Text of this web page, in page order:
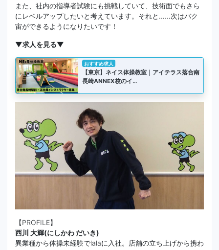
また、社内の指導者試験にも挑戦していて、技術面でもさら
にレベルアップしたいと考えています。それと……次はバク
宙ができるようになりたいです！
▼求人を見る▼
おすすめ求人
【東京】ネイス体操教室｜アイテラス落合南
長崎ANNEX校のイ…
【PROFILE】
西川 大輝(にしかわ だいき)
異業種から体操未経験でlalaに入社。店舗の立ち上げから携わ